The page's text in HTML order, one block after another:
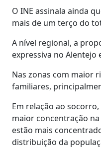
O INE assinala ainda
mais de um terço do
A nível regional, a
expressiva no Alentejo
Nas zonas com maior
familiares,
Em relação ao
maior concentração
estão mais
distribuição da